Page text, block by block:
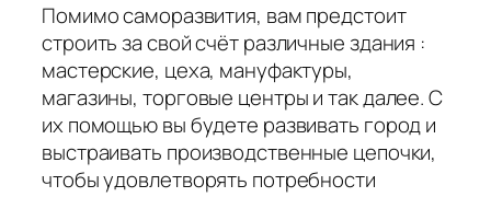
Помимо саморазвития, вам предстоит
строить за свой счёт различные здания :
мастерские, цеха, мануфактуры,
магазины, торговые центры и так далее. С
их помощью вы будете развивать город и
выстраивать производственные цепочки,
чтобы удовлетворять потребности